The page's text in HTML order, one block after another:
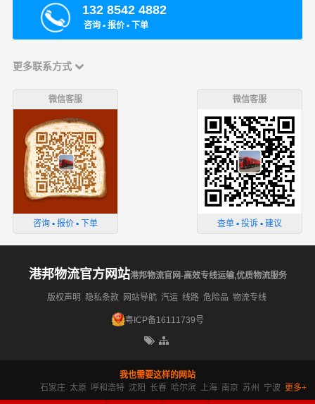
132 8542 4882
咨询 ▪ 报价 ▪ 下单
更多联系方式
微信客服
咨询 ▪ 报价 ▪ 下单
微信客服
查单 ▪ 投诉 ▪ 建议
港邦物流官方网站港邦物流官网-高效专线运输,优质物流服务
版权声明 隐私条款 网站导航 汽运 线路 危险品 物流专线
粤ICP备16111739号
我也需要这样的网站
石家庄 太原 呼和浩特 沈阳 长春 哈尔滨 上海 南京 苏州 宁波 更多+